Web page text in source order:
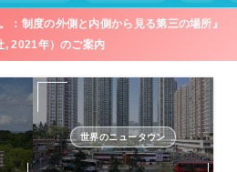
：制度の外側と内側から見る第三の場所』
, 2021年）のご案内
世界のニュータウン